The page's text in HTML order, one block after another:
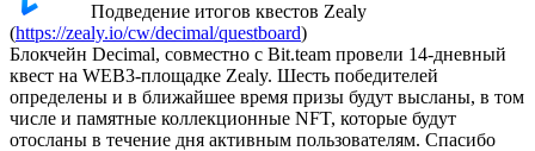
Подведение итогов квестов Zealy
(https://zealy.io/cw/decimal/questboard)
Блокчейн Decimal, совместно с Bit.team провели 14-дневный
квест на WEB3-площадке Zealy. Шесть победителей
определены и в ближайшее время призы будут высланы, в том
числе и памятные коллекционные NFT, которые будут
отосланы в течение дня активным пользователям. Спасибо